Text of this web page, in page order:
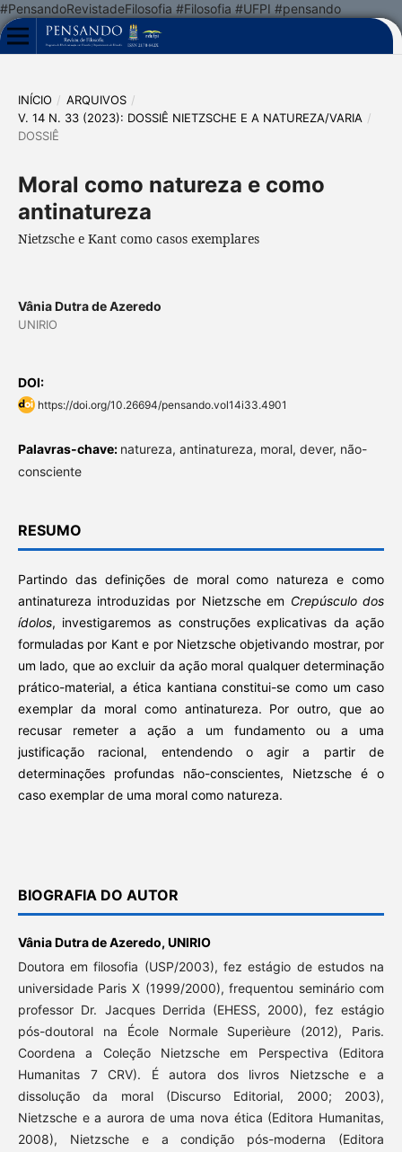
#PensandoRevistadeFilosofia #Filosofia #UFPI #pensando
INÍCIO / ARQUIVOS /
V. 14 N. 33 (2023): DOSSIÊ NIETZSCHE E A NATUREZA/VARIA /
DOSSIÊ
Moral como natureza e como
antinatureza
Nietzsche e Kant como casos exemplares
Vânia Dutra de Azeredo
UNIRIO
DOI:
https://doi.org/10.26694/pensando.vol14i33.4901
Palavras-chave: natureza, antinatureza, moral, dever, não-
consciente
RESUMO
Partindo das definições de moral como natureza e como
antinatureza introduzidas por Nietzsche em Crepúsculo dos
ídolos, investigaremos as construções explicativas da ação
formuladas por Kant e por Nietzsche objetivando mostrar, por
um lado, que ao excluir da ação moral qualquer determinação
prático-material, a ética kantiana constitui-se como um caso
exemplar da moral como antinatureza. Por outro, que ao
recusar remeter a ação a um fundamento ou a uma
justificação racional, entendendo o agir a partir de
determinações profundas não-conscientes, Nietzsche é o
caso exemplar de uma moral como natureza.
BIOGRAFIA DO AUTOR
Vânia Dutra de Azeredo, UNIRIO
Doutora em filosofia (USP/2003), fez estágio de estudos na
universidade Paris X (1999/2000), frequentou seminário com
professor Dr. Jacques Derrida (EHESS, 2000), fez estágio
pós-doutoral na École Normale Superièure (2012), Paris.
Coordena a Coleção Nietzsche em Perspectiva (Editora
Humanitas 7 CRV). É autora dos livros Nietzsche e a
dissolução da moral (Discurso Editorial, 2000; 2003),
Nietzsche e a aurora de uma nova ética (Editora Humanitas,
2008), Nietzsche e a condição pós-moderna (Editora